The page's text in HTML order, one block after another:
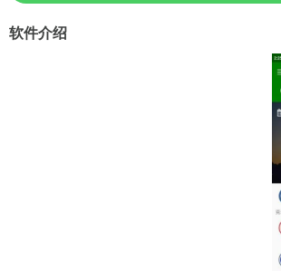
软件介绍